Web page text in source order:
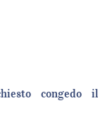
congedo il